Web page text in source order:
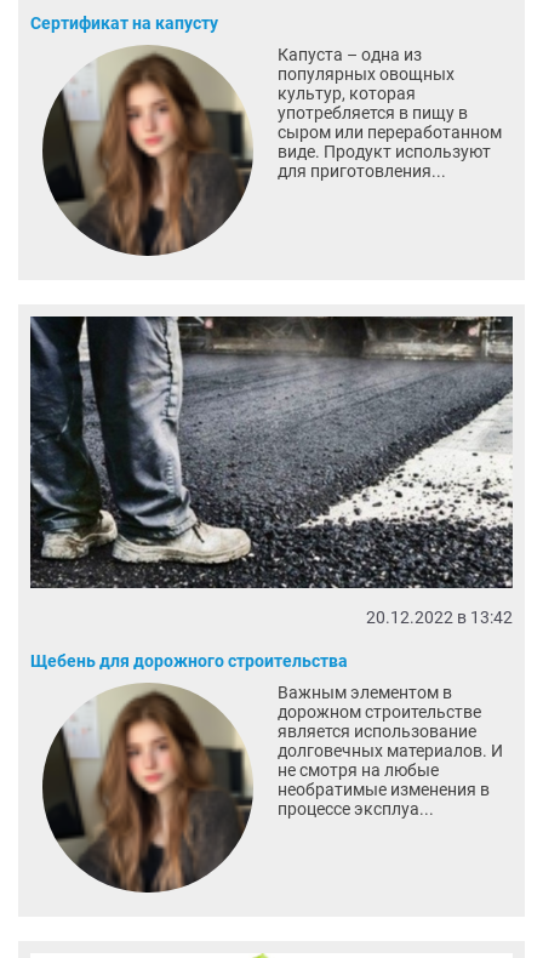
Сертификат на капусту
Капуста – одна из
популярных овощных
культур, которая
употребляется в пищу в
сыром или переработанном
виде. Продукт используют
для приготовления...
20.12.2022 в 13:42
Щебень для дорожного строительства
Важным элементом в
дорожном строительстве
является использование
долговечных материалов. И
не смотря на любые
необратимые изменения в
процессе эксплуа...